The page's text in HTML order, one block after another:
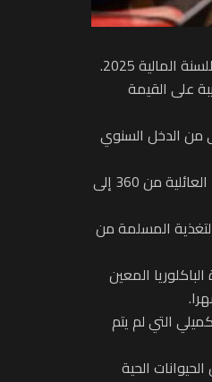
على القيمة
من الدخل السنوي
وتابع أنه تمت مراجعة الشرائح الأخرى للجدول وتخفيض أسعار الضريبة المطبقة عليها، بالإضافة إلى رفع مبلغ الخصم السنوي من الضريبة على الدخل عن الأعباء العائلية من 360 إلى
المسلمة من
المعين
التي لم يتم
كمية محدودة من الحيوانات الحية